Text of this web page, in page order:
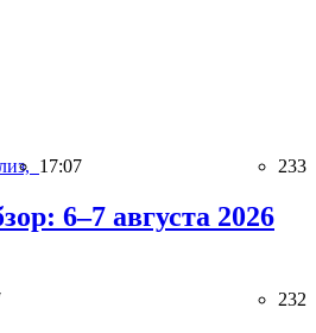
17:07 233
6–7 августа 2026
232